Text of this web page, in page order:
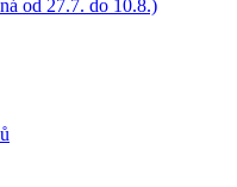
od 27.7. do 10.8.)